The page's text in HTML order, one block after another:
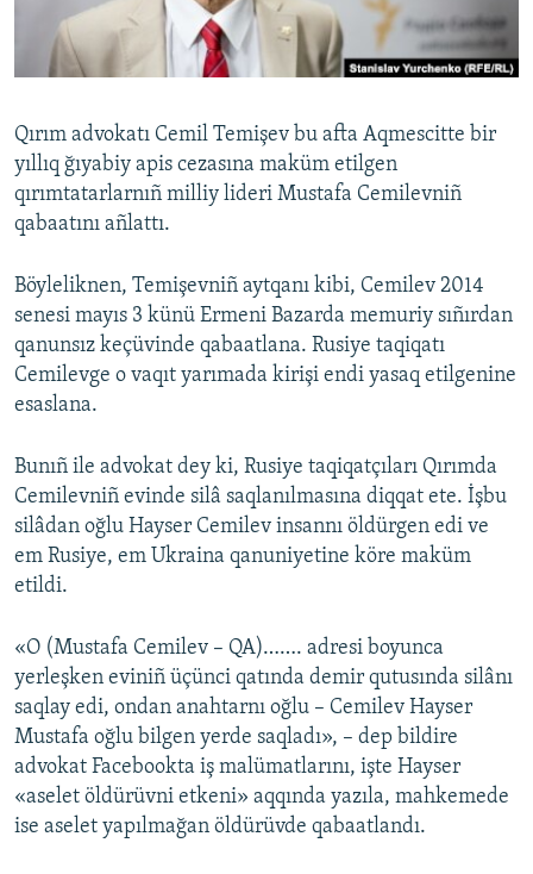
Русский
Українською
QOŞULIÑIZ!
Qırım advokatı Cemil Temişev bu afta Aqmescitte bir
yıllıq ğıyabiy apis cezasına maküm etilgen
qırımtatarlarnıñ milliy lideri Mustafa Cemilevniñ
qabaatını añlattı.
Böyleliknen, Temişevniñ aytqanı kibi, Cemilev 2014
senesi mayıs 3 künü Ermeni Bazarda memuriy sıñırdan
qanunsız keçüvinde qabaatlana. Rusiye taqiqatı
Cemilevge o vaqıt yarımada kirişi endi yasaq etilgenine
esaslana.
Bunıñ ile advokat dey ki, Rusiye taqiqatçıları Qırımda
Cemilevniñ evinde silâ saqlanılmasına diqqat ete. İşbu
silâdan oğlu Hayser Cemilev insannı öldürgen edi ve
em Rusiye, em Ukraina qanuniyetine köre maküm
etildi.
«O (Mustafa Cemilev – QA)……. adresi boyunca
yerleşken eviniñ üçünci qatında demir qutusında silânı
saqlay edi, ondan anahtarnı oğlu – Cemilev Hayser
Mustafa oğlu bilgen yerde saqladı», – dep bildire
advokat Facebookta iş malümatlarını, işte Hayser
«aselet öldürüvni etkeni» aqqında yazıla, mahkemede
ise aselet yapılmağan öldürüvde qabaatlandı.